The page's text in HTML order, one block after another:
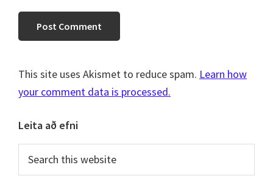
This site uses Akismet to reduce spam. Learn how
your comment data is processed.
Primary
Sidebar
Leita að efni
this